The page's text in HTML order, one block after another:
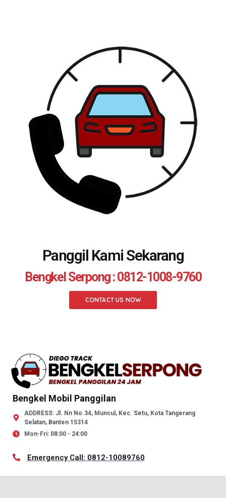
Panggil Kami Sekarang
Bengkel Serpong : 0812-1008-9760
CONTACT US NOW
Bengkel Mobil Panggilan
ADDRESS: Jl. Nn No.34, Muncul, Kec. Setu, Kota Tangerang
Selatan, Banten 15314
Mon-Fri: 08:00 - 24:00
Emergency Call: 0812-10089760